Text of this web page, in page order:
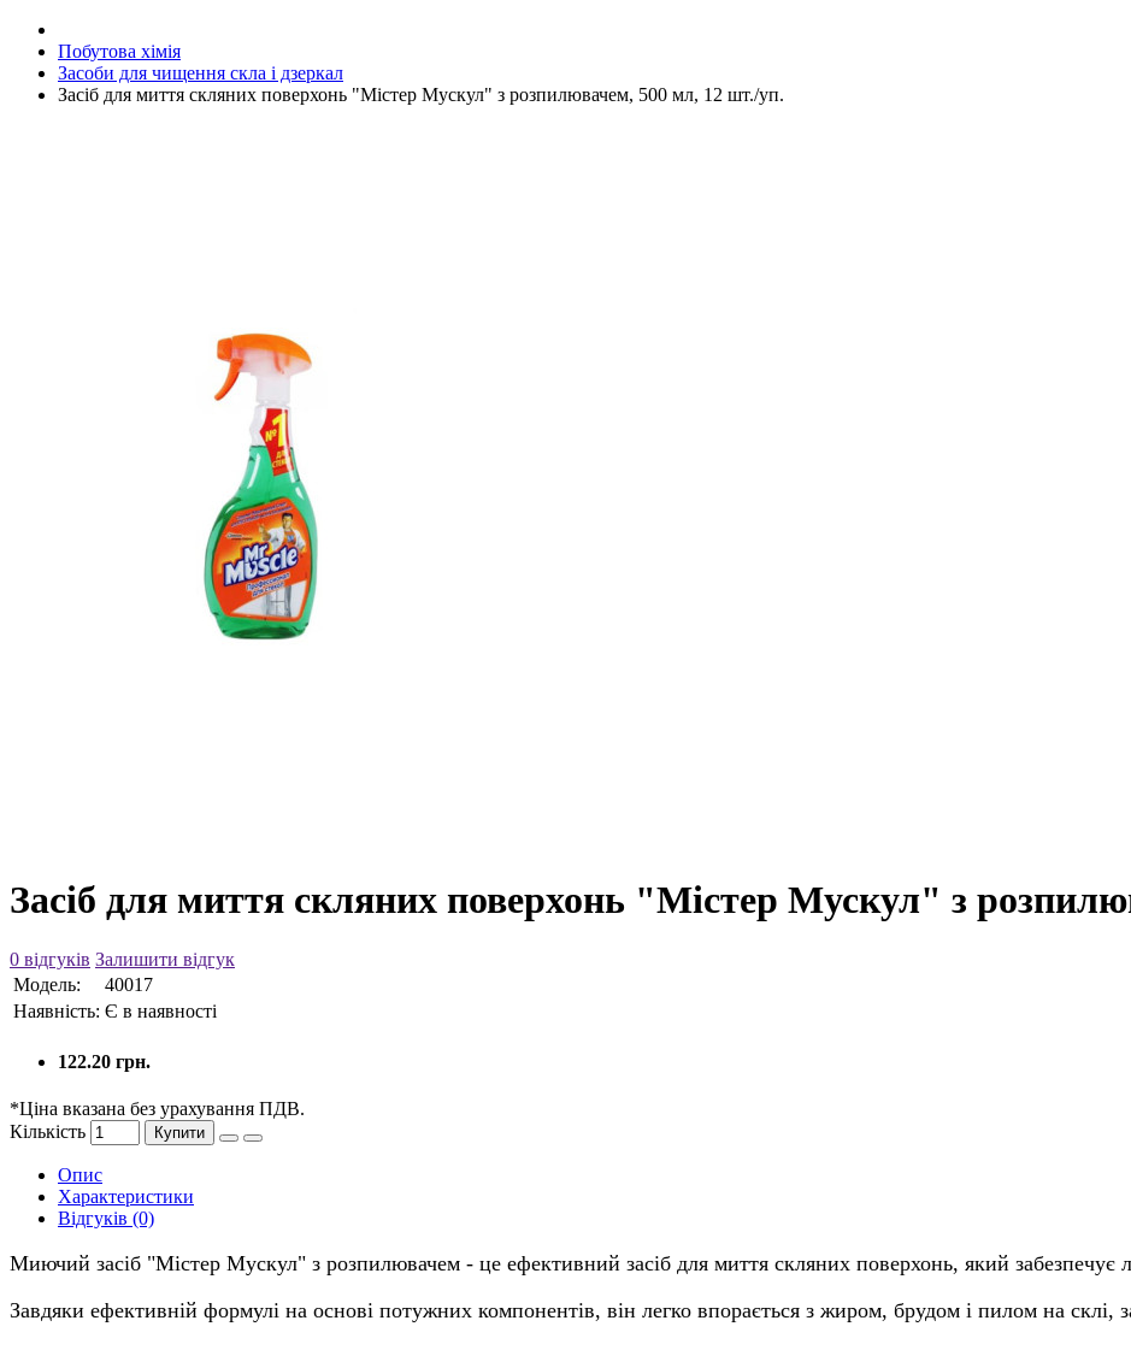
Побутова хімія
Засоби для чищення скла і дзеркал
Засіб для миття скляних поверхонь "Містер Мускул" з розпилювачем, 500 мл, 12 шт./уп.
Засіб для миття скляних поверхонь "Містер Мускул" з
0 відгуків Залишити відгук
Модель:
40017
Наявність: Є в наявності
122.20 грн.
*Ціна вказана без урахування ПДВ.
Кількість
Купити
Опис
Характеристики
Відгуків (0)
Миючий засіб "Містер Мускул" з розпилювачем - це ефективний засіб для миття скляних поверхонь, який забезпечує
Завдяки ефективній формулі на основі потужних компонентів, він легко впорається з жиром, брудом і пилом на склі,